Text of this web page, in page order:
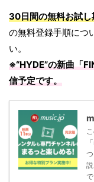
30日間の無料お試し
の無料登録手順につ
い。
※“HYDE”の新曲「
信予定です。